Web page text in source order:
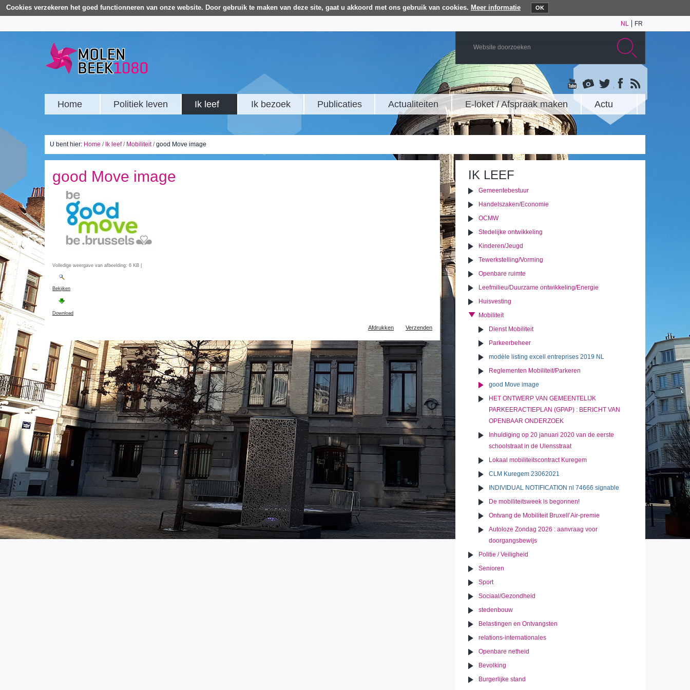
Cookies verzekeren het goed functionneren van onze website. Door gebruik te maken van deze site, gaat u akkoord met ons gebruik van cookies. Meer informatie OK
NL FR
Home Politiek leven Ik leef Ik bezoek Publicaties Actualiteiten E-loket / Afspraak maken Actu
U bent hier: Home / Ik leef / Mobiliteit /good Move image
good Move image
Volledige weergave van afbeelding: 6 KB
Bekijken
Download
Afdrukken Verzenden
IK LEEF
Gemeentebestuur
Handelszaken/Economie
OCMW
Stedelijke ontwikkeling
Kinderen/Jeugd
Tewerkstelling/Vorming
Openbare ruimte
Leefmilieu/Duurzame ontwikkeling/Energie
Huisvesting
Mobiliteit
Dienst Mobiliteit
Parkeerbeheer
modèle listing excell entreprises 2019 NL
Reglementen Mobiliteit/Parkeren
good Move image
HET ONTWERP VAN GEMEENTELIJK
PARKEERACTIEPLAN (GPAP) : BERICHT VAN
OPENBAAR ONDERZOEK
Inhuldiging op 20 januari 2020 van de eerste
schoolstraat in de Ulensstraat
Lokaal mobiliteitscontract Kuregem
CLM Kuregem 23062021
INDIVIDUAL NOTIFICATION nl 74666 signable
De mobiliteitsweek is begonnen!
Ontvang de Mobiliteit Bruxell’Air-premie
Autoloze Zondag 2026 : aanvraag voor
doorgangsbewijs
Politie / Veiligheid
Senioren
Sport
Sociaal/Gezondheid
stedenbouw
Belastingen en Ontvangsten
relations-internationales
Openbare netheid
Bevolking
Burgerlijke stand